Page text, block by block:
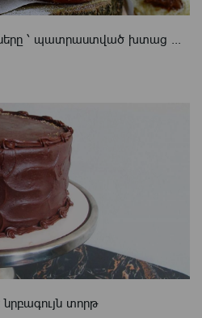
՝ պատրաստված խտաց ...
նրբագույն տորթ